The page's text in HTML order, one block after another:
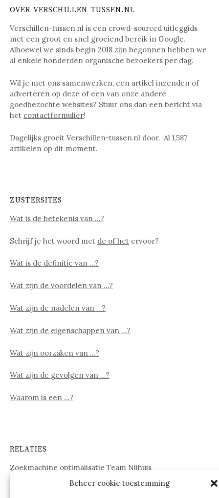
Beheer cookie toestemming
OVER VERSCHILLEN-TUSSEN.NL
Verschillen-tussen.nl is een crowd-sourced uitleggids
met een groot en snel groeiend bereik in Google.
Alhoewel we sinds begin 2018 zijn begonnen hebben we
al enkele honderden organische bezoekers per dag.
Wil je met ons samenwerken, een artikel inzenden of
adverteren op deze of een van onze andere
goedbezochte websites? Stuur ons dan een bericht via
het contactformulier!
Dagelijks groeit Verschillen-tussen.nl door. Al 1,587
artikelen op dit moment.
ZUSTERSITES
Wat is de betekenis van …?
Schrijf je het woord met de of het ervoor?
Wat is de definitie van …?
Wat zijn de voordelen van …?
Wat zijn de nadelen van …?
Wat zijn de eigenschappen van …?
Wat zijn oorzaken van …?
Wat zijn de gevolgen van …?
Waarom is een …?
RELATIES
Zoekmachine optimalisatie Team Nijhuis